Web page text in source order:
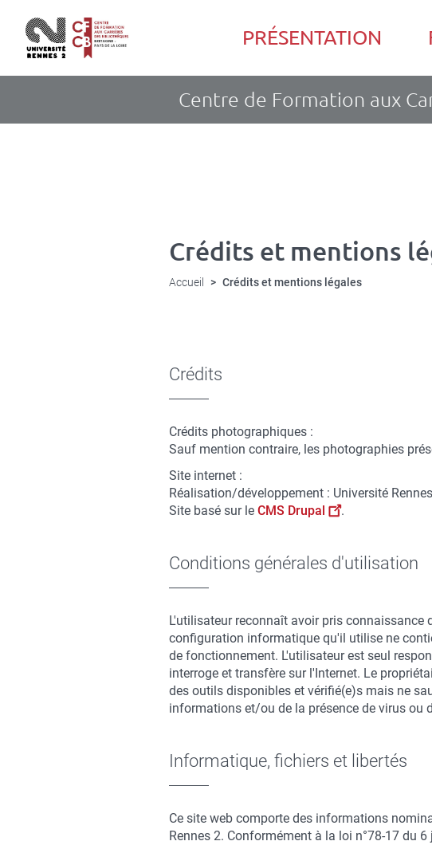
contenu
principal
Navigation
PRÉSENTATION
Centre de Formation aux
Crédits et mentions
Accueil Crédits et mentions légales
Crédits
Crédits photographiques :
Sauf mention contraire, les photographies
Site internet :
Réalisation/développement : Université
Site basé sur le CMS Drupal .
Conditions générales d'utilisation
L'utilisateur reconnaît avoir pris connaissance
configuration informatique qu'il utilise ne
de fonctionnement. L'utilisateur est seul
interroge et transfère sur l'Internet. Le
des outils disponibles et vérifié(e)s mais ne
informations et/ou de la présence de virus
Informatique, fichiers et libertés
Ce site web comporte des informations
Rennes 2. Conformément à la loi n°78-17 du